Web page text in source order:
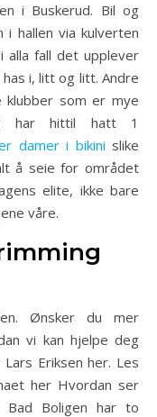
i Buskerud. Bil og
hallen via kulverten
alla fall det upplever
has i, litt og litt. Andre
som er mye
har hittil hatt 1
damer i bikini slike
å seie for området
elite, ikke bare
våre.
Ønsker du mer
vi kan hjelpe deg
Eriksen her. Les
her Hvordan ser
Bad Boligen har to